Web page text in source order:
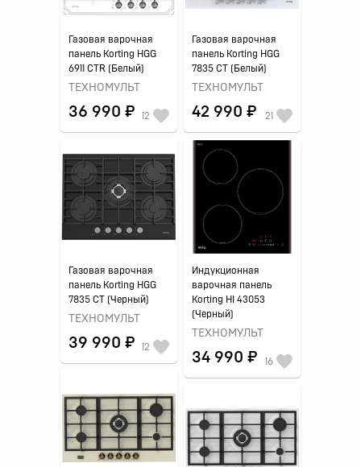
Газовая варочная
панель Korting HGG
6911 CTR (Белый)
ТЕХНОМУЛЬТ
36 990 ₽ 12
Газовая варочная
панель Korting HGG
7835 CT (Белый)
ТЕХНОМУЛЬТ
42 990 ₽ 21
Газовая варочная
панель Korting HGG
7835 CT (Черный)
ТЕХНОМУЛЬТ
39 990 ₽ 12
Индукционная
варочная панель
Korting HI 43053
(Черный)
ТЕХНОМУЛЬТ
34 990 ₽ 16